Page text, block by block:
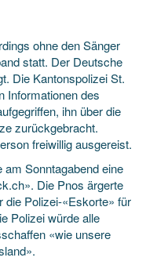
ohne den Sänger
statt. Der Deutsche
Die Kantonspolizei St.
Informationen des
ihn über die
zurückgebracht.
freiwillig ausgereist.
Sonntagabend eine
Die Pnos ärgerte
die Polizei-«Eskorte» für
Polizei würde alle
«wie unsere